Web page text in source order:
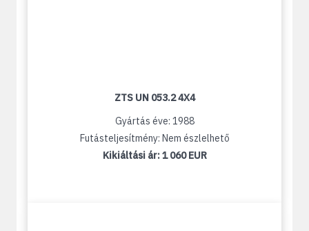
ZTS UN 053.2 4X4
Gyártás éve: 1988
Futásteljesítmény: Nem észlelhető
Kikiáltási ár:1 060 EUR